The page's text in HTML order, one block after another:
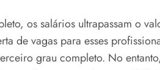
os salários ultrapassam o
de vagas para esses
grau completo. No